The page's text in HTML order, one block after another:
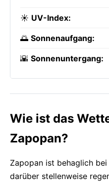
☀️ UV-Index:
🌅 Sonnenaufgang:
🌇 Sonnenuntergang:
Wie ist das
Zapopan?
Zapopan ist behaglich
darüber stellenweise